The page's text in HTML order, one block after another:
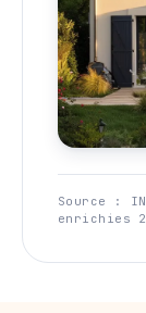
Source :
enrichies